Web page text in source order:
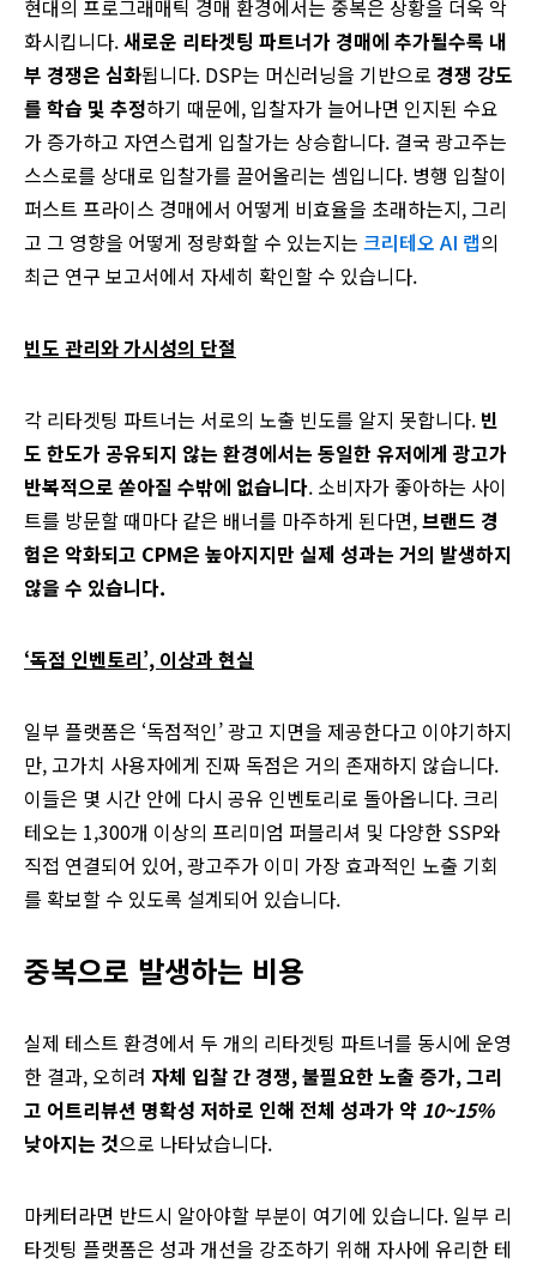
현대의 프로그래매틱 경매 환경에서는 중복은 상황을 더욱 악
화시킵니다.새로운 리타겟팅 파트너가 경매에 추가될수록 내
부 경쟁은 심화됩니다. DSP는 머신러닝을 기반으로 경쟁 강도
를 학습 및 추정하기 때문에, 입찰자가 늘어나면 인지된 수요
가 증가하고 자연스럽게 입찰가는 상승합니다. 결국 광고주는
스스로를 상대로 입찰가를 끌어올리는 셈입니다. 병행 입찰이
퍼스트 프라이스 경매에서 어떻게 비효율을 초래하는지, 그리
고 그 영향을 어떻게 정량화할 수 있는지는 크리테오 AI 랩의
최근 연구 보고서에서 자세히 확인할 수 있습니다.
빈도 관리와 가시성의 단절
각 리타겟팅 파트너는 서로의 노출 빈도를 알지 못합니다. 빈
도 한도가 공유되지 않는 환경에서는 동일한 유저에게 광고가
반복적으로 쏟아질 수밖에 없습니다. 소비자가 좋아하는 사이
트를 방문할 때마다 같은 배너를 마주하게 된다면,브랜드 경
험은 악화되고 CPM은 높아지지만 실제 성과는 거의 발생하지
않을 수 있습니다.
‘독점 인벤토리’, 이상과 현실
일부 플랫폼은 ‘독점적인’ 광고 지면을 제공한다고 이야기하지
만, 고가치 사용자에게 진짜 독점은 거의 존재하지 않습니다.
이들은 몇 시간 안에 다시 공유 인벤토리로 돌아옵니다. 크리
테오는 1,300개 이상의 프리미엄 퍼블리셔 및 다양한 SSP와
직접 연결되어 있어, 광고주가 이미 가장 효과적인 노출 기회
를 확보할 수 있도록 설계되어 있습니다.
중복으로 발생하는 비용
실제 테스트 환경에서 두 개의 리타겟팅 파트너를 동시에 운영
한 결과, 오히려 자체 입찰 간 경쟁, 불필요한 노출 증가, 그리
고 어트리뷰션 명확성 저하로 인해 전체 성과가 약 10~15%
낮아지는 것으로 나타났습니다.
마케터라면 반드시 알아야할 부분이 여기에 있습니다. 일부 리
타겟팅 플랫폼은 성과 개선을 강조하기 위해 자사에 유리한 테